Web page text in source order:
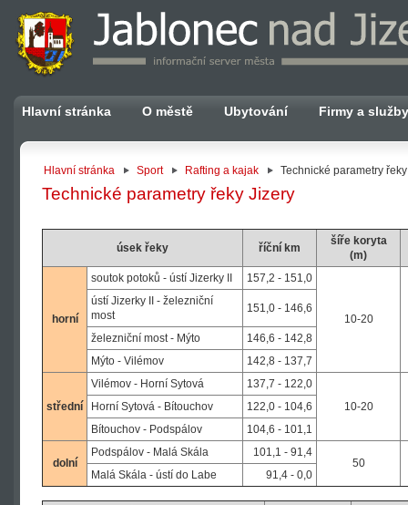
Hlavní stránka O městě Ubytování Firmy a služby
Hlavní stránka Sport Rafting a kajak Technické parametry
Technické parametry řeky Jizery
úsek řeky říční km
šíře koryta
(m)
horní
soutok potoků - ústí Jizerky II 157,2 - 151,0
10-20
ústí Jizerky II - železniční
most
151,0 - 146,6
železniční most - Mýto
146,6 - 142,8
Mýto - Vilémov
142,8 - 137,7
střední
Vilémov - Horní Sytová
137,7 - 122,0
10-20
Horní Sytová - Bítouchov
122,0 - 104,6
Bítouchov - Podspálov
104,6 - 101,1
dolní
Podspálov - Malá Skála
101,1 - 91,4
50
Malá Skála - ústí do Labe
91,4 - 0,0